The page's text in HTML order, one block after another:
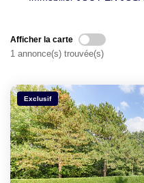
Afficher la carte
1 annonce(s) trouvée(s)
Exclusif